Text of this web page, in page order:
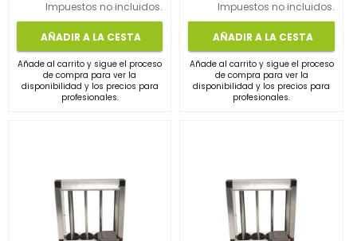
Impuestos no incluidos.
AÑADIR A LA CESTA
Añade al carrito y sigue el proceso
de compra para ver la
disponibilidad y los precios para
profesionales.
Impuestos no incluidos.
AÑADIR A LA CESTA
Añade al carrito y sigue el proceso
de compra para ver la
disponibilidad y los precios para
profesionales.